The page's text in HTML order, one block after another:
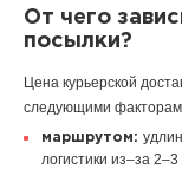
От чего
посылки?
Цена курьерской
следующими
маршрутом:
логистики из–за